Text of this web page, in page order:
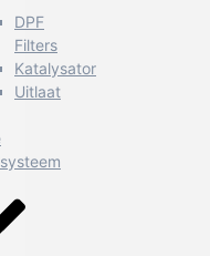
DPF
Filters
Katalysator
Uitlaat